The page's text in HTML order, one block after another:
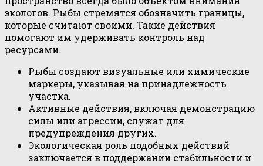
экологов. Рыбы стремятся обозначить границы,
которые считают своими. Такие действия
помогают им удерживать контроль над
ресурсами.
Рыбы создают визуальные или химические
маркеры, указывая на принадлежность
участка.
Активные действия, включая демонстрацию
силы или агрессии, служат для
предупреждения других.
Экологическая роль подобных действий
заключается в поддержании стабильности и